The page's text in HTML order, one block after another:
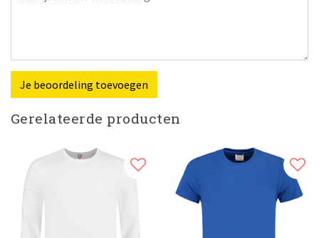
Je beoordeling toevoegen
Gerelateerde producten